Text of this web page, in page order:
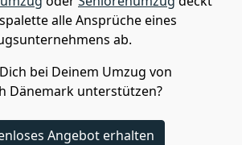
alle Ansprüche eines
ab.
bei Deinem Umzug von
Dänemark unterstützen?
Angebot erhalten